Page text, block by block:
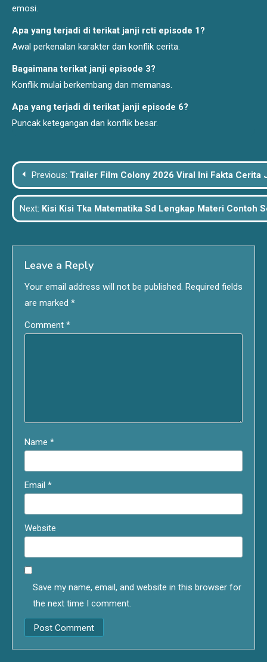
emosi.
Apa yang terjadi di terikat janji rcti episode 1?
Awal perkenalan karakter dan konflik cerita.
Bagaimana terikat janji episode 3?
Konflik mulai berkembang dan memanas.
Apa yang terjadi di terikat janji episode 6?
Puncak ketegangan dan konflik besar.
Post
navigation
Previous: Trailer Film Colony 2026 Viral Ini Fakta Cerita
Next: Kisi Kisi Tka Matematika Sd Lengkap Materi Contoh
Leave a Reply
Your email address will not be published. Required fields
are marked *
Comment *
Name *
Email *
Website
Save my name, email, and website in this browser for
the next time I comment.